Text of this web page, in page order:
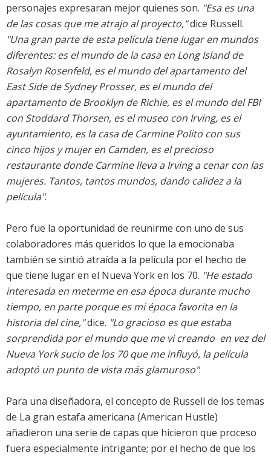
personajes expresaran mejor quienes son. "Esa es una
de las cosas que me atrajo al proyecto,"dice Russell.
"Una gran parte de esta película tiene lugar en mundos
diferentes: es el mundo de la casa en Long Island de
Rosalyn Rosenfeld, es el mundo del apartamento del
East Side de Sydney Prosser, es el mundo del
apartamento de Brooklyn de Richie, es el mundo del FBI
con Stoddard Thorsen, es el museo con Irving, es el
ayuntamiento, es la casa de Carmine Polito con sus
cinco hijos y mujer en Camden, es el precioso
restaurante donde Carmine lleva a Irving a cenar con las
mujeres. Tantos, tantos mundos, dando calidez a la
película".
Pero fue la oportunidad de reunirme con uno de sus
colaboradores más queridos lo que la emocionaba 
también se sintió atraída a la película por el hecho de
que tiene lugar en el Nueva York en los 70. "He estado
interesada en meterme en esa época durante mucho
tiempo, en parte porque es mi época favorita en la
historia del cine,"dice. "Lo gracioso es que estaba
sorprendida por el mundo que me vi creando  en vez del
Nueva York sucio de los 70 que me influyó, la película
adoptó un punto de vista más glamuroso".
Para una diseñadora, el concepto de Russell de los temas
de La gran estafa americana (American Hustle)
añadieron una serie de capas que hicieron que proceso
fuera especialmente intrigante; por el hecho de que los